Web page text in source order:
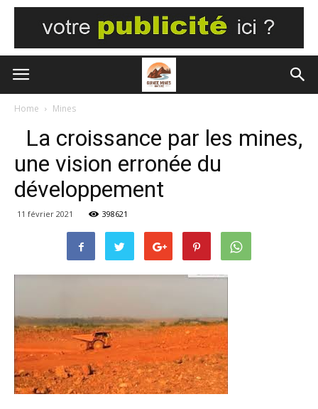
Home Mines
La croissance par les mines,
une vision erronée du
développement
11 février 2021 398621